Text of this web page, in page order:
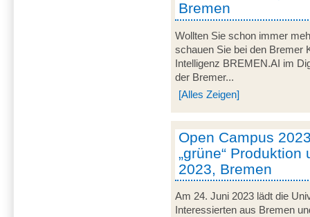
Bremen
Wollten Sie schon immer
schauen Sie bei den Bremer
Intelligenz BREMEN.AI im
der Bremer...
[Alles Zeigen]
Open Campus
„grüne“
2023, Bremen
Am 24. Juni 2023 lädt die
Interessierten aus Bremen